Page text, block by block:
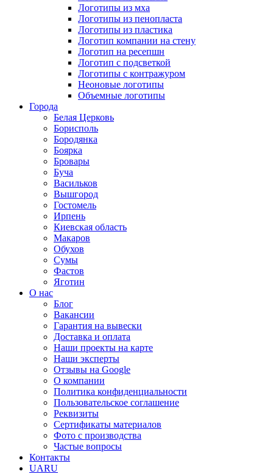
Логотипы из мха
Логотипы из пенопласта
Логотипы из пластика
Логотип компании на стену
Логотип на ресепшн
Логотип с подсветкой
Логотипы с контражуром
Неоновые логотипы
Объемные логотипы
Города
Белая Церковь
Борисполь
Бородянка
Боярка
Бровары
Буча
Васильков
Вышгород
Гостомель
Ирпень
Киевская область
Макаров
Обухов
Сумы
Фастов
Яготин
О нас
Блог
Вакансии
Гарантия на вывески
Доставка и оплата
Наши проекты на карте
Наши эксперты
Отзывы на Google
О компании
Политика конфиденциальности
Пользовательское соглашение
Реквизиты
Сертификаты материалов
Фото с производства
Частые вопросы
Контакты
UARU